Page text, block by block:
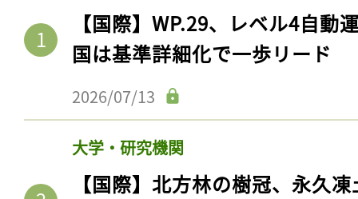
【国際】WP.29、レベル4自動
国は基準詳細化で一歩リード
2026/07/13
大学・研究機関
【国際】北方林の樹冠、永久
ログイン
会員登録